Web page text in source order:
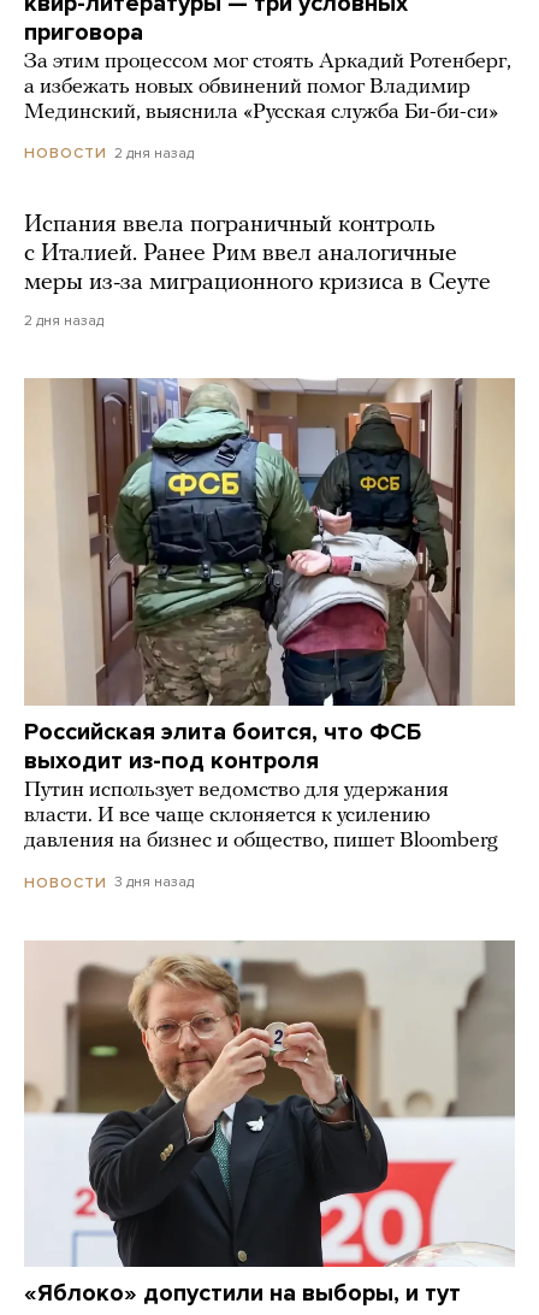
приговора
За этим процессом мог стоять Аркадий Ротенберг,
а избежать новых обвинений помог Владимир
Мединский, выяснила «Русская служба Би-би-си»
НОВОСТИ 2 дня назад
Испания ввела пограничный контроль
с Италией. Ранее Рим ввел аналогичные
меры из-за миграционного кризиса в Сеуте
2 дня назад
Российская элита боится, что ФСБ
выходит из-под контроля
Путин использует ведомство для удержания
власти. И все чаще склоняется к усилению
давления на бизнес и общество, пишет Bloomberg
НОВОСТИ 3 дня назад
«Яблоко» допустили на выборы, и тут